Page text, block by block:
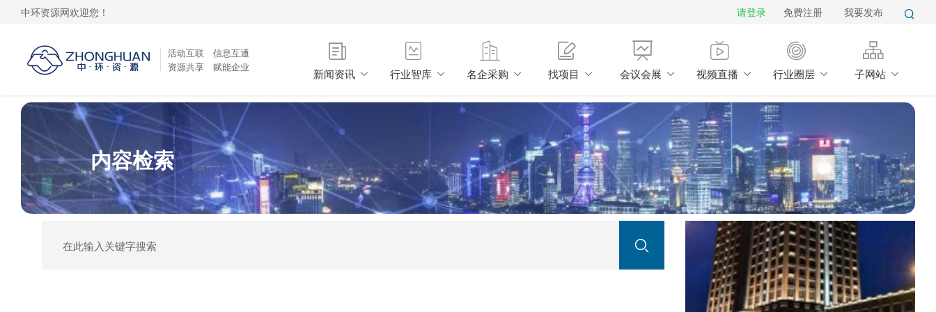
中环资源网欢迎您！ 请登录 免费注册 我要发布
活动互联 信息互通
资源共享 赋能企业
新闻资讯 行业智库 名企采购 找项目 会议会展 视频直播 行业圈层 子网站
内容检索